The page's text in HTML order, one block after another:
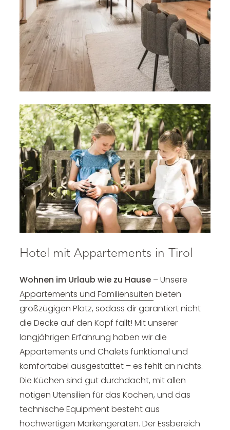
Hotel mit Appartements in Tirol
Wohnen im Urlaub wie zu Hause – Unsere
Appartements und Familiensuiten bieten
großzügigen Platz, sodass dir garantiert nicht
die Decke auf den Kopf fällt! Mit unserer
langjährigen Erfahrung haben wir die
Appartements und Chalets funktional und
komfortabel ausgestattet – es fehlt an nichts.
Die Küchen sind gut durchdacht, mit allen
nötigen Utensilien für das Kochen, und das
technische Equipment besteht aus
hochwertigen Markengeräten. Der Essbereich